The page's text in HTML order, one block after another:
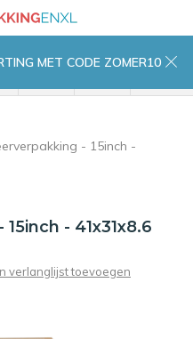
MET CODE ZOMER10
- 15inch -
- 41x31x8.6
verlanglijst toevoegen